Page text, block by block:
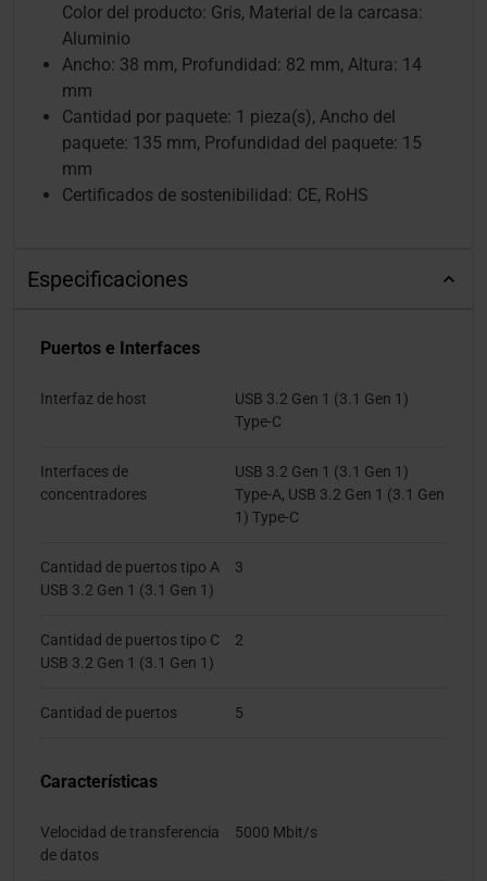
Color del producto: Gris, Material de la carcasa:
Aluminio
Ancho: 38 mm, Profundidad: 82 mm, Altura: 14
mm
Cantidad por paquete: 1 pieza(s), Ancho del
paquete: 135 mm, Profundidad del paquete: 15
mm
Certificados de sostenibilidad: CE, RoHS
Especificaciones
Puertos e Interfaces
Interfaz de host
USB 3.2 Gen 1 (3.1 Gen 1)
Type-C
Interfaces de
concentradores
USB 3.2 Gen 1 (3.1 Gen 1)
Type-A, USB 3.2 Gen 1 (3.1 Gen
1) Type-C
Cantidad de puertos tipo A
USB 3.2 Gen 1 (3.1 Gen 1)
3
Cantidad de puertos tipo C
USB 3.2 Gen 1 (3.1 Gen 1)
2
Cantidad de puertos 5
Características
Velocidad de transferencia
de datos
5000 Mbit/s